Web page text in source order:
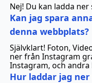
Nej! Du kan ladda
Kan jag spara
denna webbplats?
Självklart! Foton,
ner från Instagram
Instagram, och
Hur laddar jag